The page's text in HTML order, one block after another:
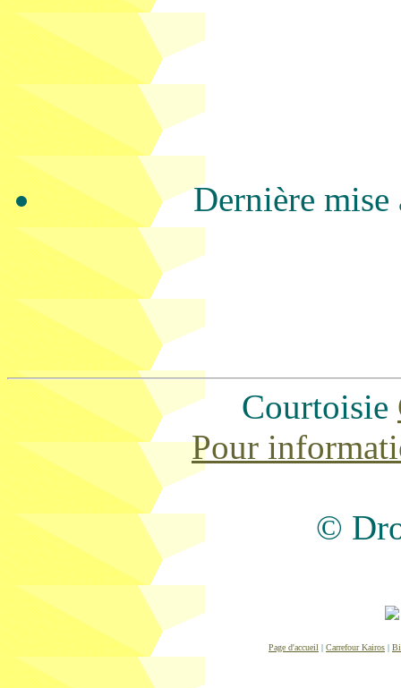
Dernière
Courtoisie
Pour
©
Page d'accueil | Carrefour Kairos |